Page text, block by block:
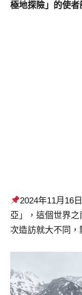
極地探險 」 的使者
2024年11月16
亞」，這個世界
次造訪就大不同